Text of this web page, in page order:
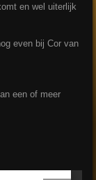
en wel uiterlijk
even bij Cor van
een of meer